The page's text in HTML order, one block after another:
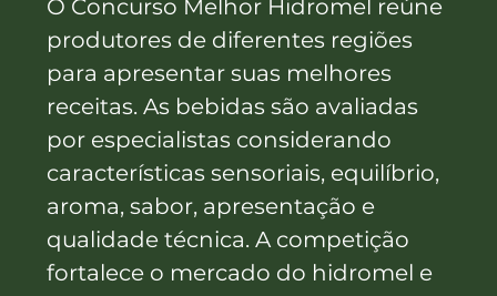
O Concurso Melhor Hidromel reúne
produtores de diferentes regiões
para apresentar suas melhores
receitas. As bebidas são avaliadas
por especialistas considerando
características sensoriais, equilíbrio,
aroma, sabor, apresentação e
qualidade técnica. A competição
fortalece o mercado do hidromel e